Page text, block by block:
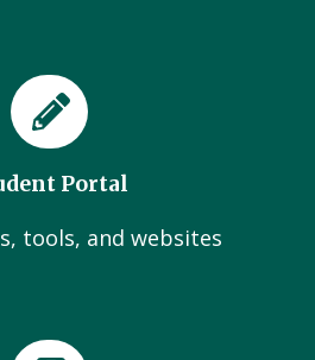
Portal
tools, and websites